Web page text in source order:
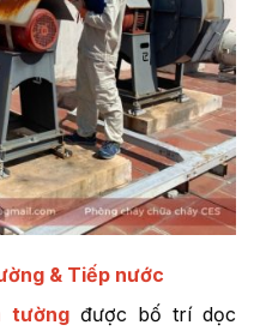
& Tiếp nước
tườngđược bố trí dọc